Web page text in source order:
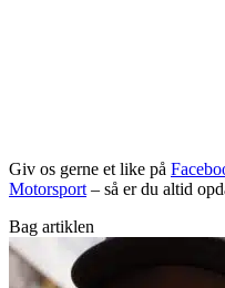
Giv os gerne et like på
Motorsport – så er du altid
Bag artiklen